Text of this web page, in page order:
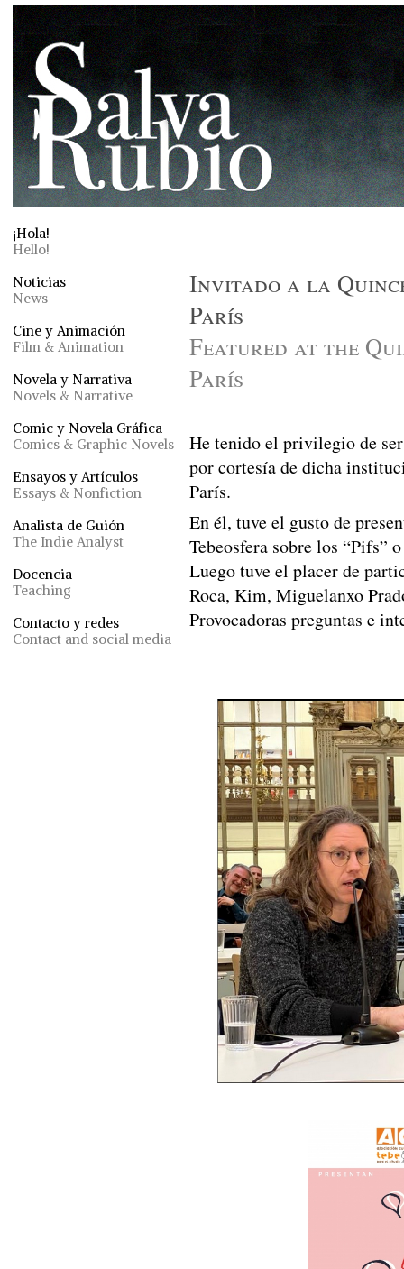
¡Hola!
Hello!
Noticias
News
Cine y Animación
Film & Animation
Novela y Narrativa
Novels & Narrative
Comic y Novela Gráfica
Comics & Graphic Novels
Ensayos y Artículos
Essays & Nonfiction
Analista de Guión
The Indie Analyst
Docencia
Teaching
Contacto y redes
Contact and social media
Invitado a la
París
Featured at the
París
He tenido el privilegio de
por cortesía de dicha
París.
En él, tuve el gusto de
Tebeosfera sobre los “Pifs”
Luego tuve el placer de
Roca, Kim, Miguelanxo
Provocadoras preguntas e